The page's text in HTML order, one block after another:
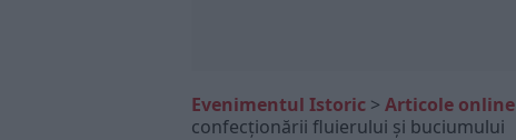
Evenimentul Istoric > Articole online
confecționării fluierului și buciumului